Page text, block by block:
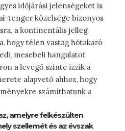
időjárási jelenségeket is
tenger közelsége bizonyos
a kontinentális jelleg
hogy télen vastag hótakaró
mesebeli hangulatot
a levegő szinte izzik a
alapvető ahhoz, hogy
számíthatunk a
amelyre felkészülten
szellemét és az évszak